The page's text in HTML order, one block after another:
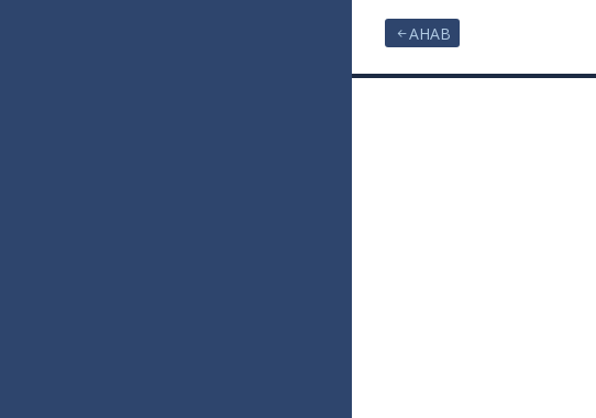
Beitragsnavigation
AHAB